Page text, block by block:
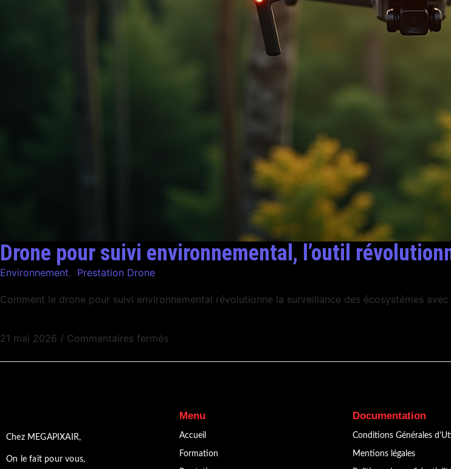
Drone pour suivi environnemental, l’outil
Environnement, Prestation Drone
Comment le drone pour suivi environnemental révolutionne la surveillance des écosystèmes
21 mai 2026 / Commentaires fermés
Chez MEGAPIXAIR,
On le fait pour vous,
Menu
Accueil
Formation
Documentation
Conditions Générales
Mentions légales